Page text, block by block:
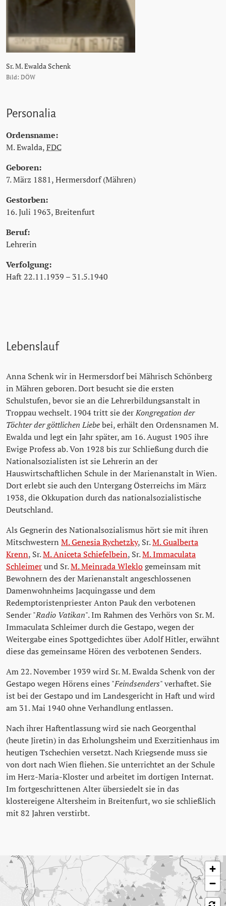
Sr. M. Ewalda Schenk
Bild: DÖW
Personalia
Ordensname:
M. Ewalda,FDC
Geboren:
7. März 1881, Hermersdorf (Mähren)
Gestorben:
16. Juli 1963, Breitenfurt
Beruf:
Lehrerin
Verfolgung:
Haft 22.11.1939 – 31.5.1940
Lebenslauf
Anna Schenk wir in Hermersdorf bei Mährisch Schönberg
in Mähren geboren. Dort besucht sie die ersten
Schulstufen, bevor sie an die Lehrerbildungsanstalt in
Troppau wechselt. 1904 tritt sie derKongregation der
Töchter der göttlichen Liebebei, erhält den Ordensnamen M.
Ewalda und legt ein Jahr später, am 16. August 1905 ihre
Ewige Profess ab. Von 1928 bis zur Schließung durch die
Nationalsozialisten ist sie Lehrerin an der
Hauswirtschaftlichen Schule in der Marienanstalt in Wien.
Dort erlebt sie auch den Untergang Österreichs im März
1938, die Okkupation durch das nationalsozialistische
Deutschland.
Als Gegnerin des Nationalsozialismus hört sie mit ihren
Mitschwestern M. Genesia Rychetzky, Sr.M. Gualberta
Krenn, Sr.M. Aniceta Schiefelbein, Sr.M. Immaculata
Schleimerund Sr.M. Meinrada Wleklogemeinsam mit
Bewohnern des der Marienanstalt angeschlossenen
Damenwohnheims Jacquingasse und dem
Redemptoristenpriester Anton Pauk den verbotenen
Sender "Radio Vatikan". Im Rahmen des Verhörs von Sr. M.
Immaculata Schleimer durch die Gestapo, wegen der
Weitergabe eines Spottgedichtes über Adolf Hitler, erwähnt
diese das gemeinsame Hören des verbotenen Senders.
Am 22. November 1939 wird Sr. M. Ewalda Schenk von der
Gestapo wegen Hörens eines "Feindsenders" verhaftet. Sie
ist bei der Gestapo und im Landesgericht in Haft und wird
am 31. Mai 1940 ohne Verhandlung entlassen.
Nach ihrer Haftentlassung wird sie nach Georgenthal
(heute Jiretin) in das Erholungsheim und Exerzitienhaus im
heutigen Tschechien versetzt. Nach Kriegsende muss sie
von dort nach Wien fliehen. Sie unterrichtet an der Schule
im Herz-Maria-Kloster und arbeitet im dortigen Internat.
Im fortgeschrittenen Alter übersiedelt sie in das
klostereigene Altersheim in Breitenfurt, wo sie schließlich
mit 82 Jahren verstirbt.
Karte überspringen